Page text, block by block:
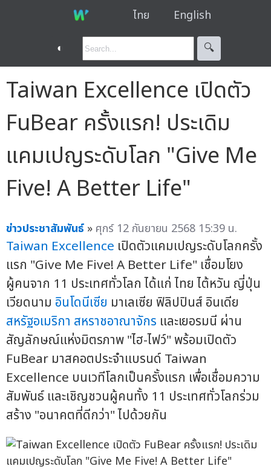
ไทย English
◐ 🔍︎
Taiwan Excellence เปิดตัว
FuBear ครั้งแรก! ประเดิม
แคมเปญระดับโลก "Give Me
Five! A Better Life"
ข่าวประชาสัมพันธ์ » ศุกร์ 12 กันยายน 2568 15:39 น.
Taiwan Excellence เปิดตัวแคมเปญระดับโลกครั้ง
แรก "Give Me Five! A Better Life" เชื่อมโยง
ผู้คนจาก 11 ประเทศทั่วโลก ได้แก่ ไทย ไต้หวัน ญี่ปุ่น
เวียดนาม อินโดนีเซีย มาเลเซีย ฟิลิปปินส์ อินเดีย
สหรัฐอเมริกา สหราชอาณาจักร และเยอรมนี ผ่าน
สัญลักษณ์แห่งมิตรภาพ "ไฮ-ไฟว์" พร้อมเปิดตัว
FuBear มาสคอตประจำแบรนด์ Taiwan
Excellence บนเวทีโลกเป็นครั้งแรก เพื่อเชื่อมความ
สัมพันธ์ และเชิญชวนผู้คนทั้ง 11 ประเทศทั่วโลกร่วม
สร้าง "อนาคตที่ดีกว่า" ไปด้วยกัน